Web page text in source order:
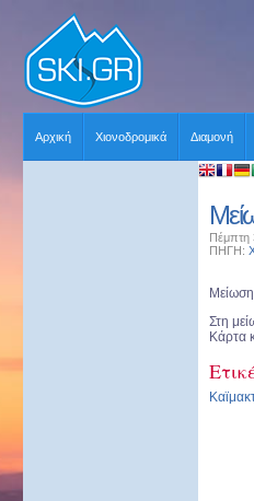
Αρχική Χιονοδρομικά Διαμονή
Πέμπτη
ΠΗΓΗ:
Στη
Κάρτα